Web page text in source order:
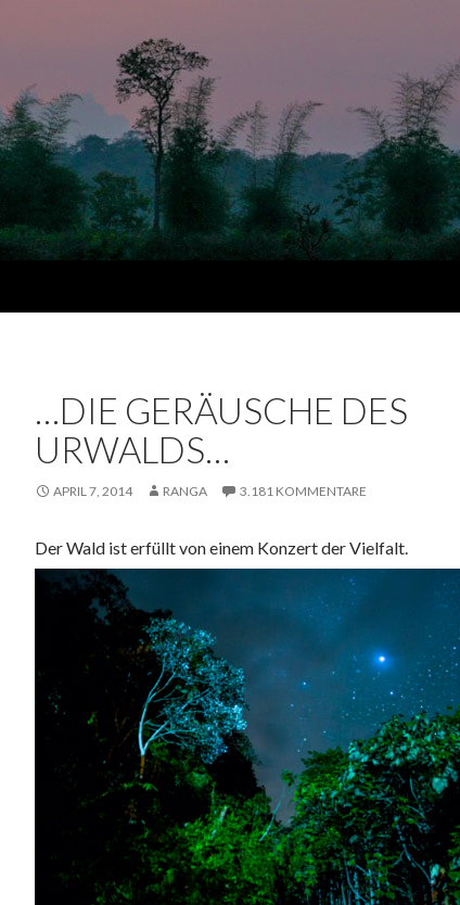
…DIE GERÄUSCHE DES
URWALDS…
APRIL 7, 2014 RANGA 3.181 KOMMENTARE
Der Wald ist erfüllt von einem Konzert der Vielfalt.